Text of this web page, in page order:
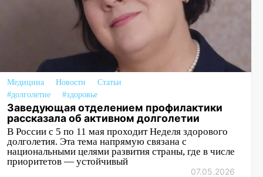
Медицина Новости
Статьи
#долголетие
#здоровье
Заведующая отделением профилактики
рассказала об активном долголетии
В России с 5 по 11 мая проходит Неделя здорового
долголетия. Эта тема напрямую связана с
национальными целями развития страны, где в числе
приоритетов — устойчивый
07.05.2026